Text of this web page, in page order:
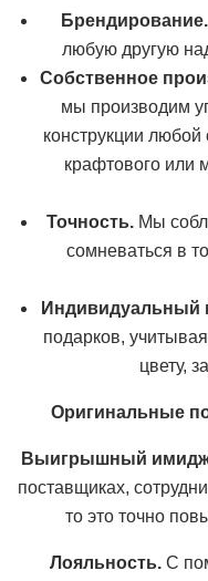
Брендирование.
любую другую
Собственное
мы производим
конструкции любой
крафтового или
Точность. Мы
сомневаться в
Индивидуальный
подарков,
цвету,
Оригинальные
Выигрышный
поставщиках,
то это точно
Лояльность. С